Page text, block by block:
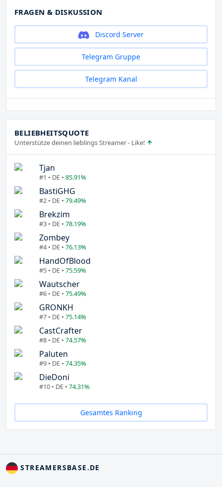
FRAGEN & DISKUSSION
Discord Server
Telegram Gruppe
Telegram Kanal
BELIEBHEITSQUOTE
Unterstütze deinen lieblings Streamer - Like!
Tjan
#1 • DE • 85.91%
BastiGHG
#2 • DE • 79.49%
Brekzim
#3 • DE • 78.19%
Zombey
#4 • DE • 76.13%
HandOfBlood
#5 • DE • 75.59%
Wautscher
#6 • DE • 75.49%
GRONKH
#7 • DE • 75.14%
CastCrafter
#8 • DE • 74.57%
Paluten
#9 • DE • 74.35%
DieDoni
#10 • DE • 74.31%
Gesamtes Ranking
STREAMERSBASE.DE